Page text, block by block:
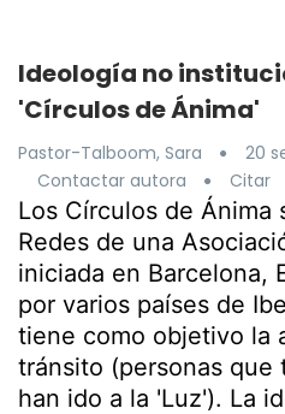
Ideología no
'Círculos de Ánima'
Pastor-Talboom, Sara
20
Contactar autora
Citar
Los Círculos de Ánima
Redes de una
iniciada en Barcelona,
por varios países de
tiene como objetivo la
tránsito (personas que
han ido a la 'Luz'). La